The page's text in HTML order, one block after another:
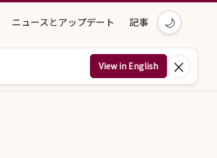
ニュースとアップデート 記事 🌙
View in English ×